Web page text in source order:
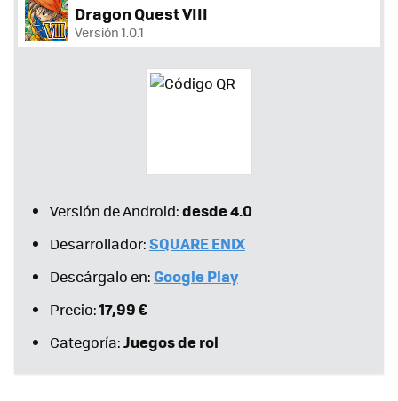
Dragon Quest VIII
Versión 1.0.1
Versión de Android:desde 4.0
Desarrollador:SQUARE ENIX
Descárgalo en: Google Play
Precio:17,99 €
Categoría:Juegos de rol